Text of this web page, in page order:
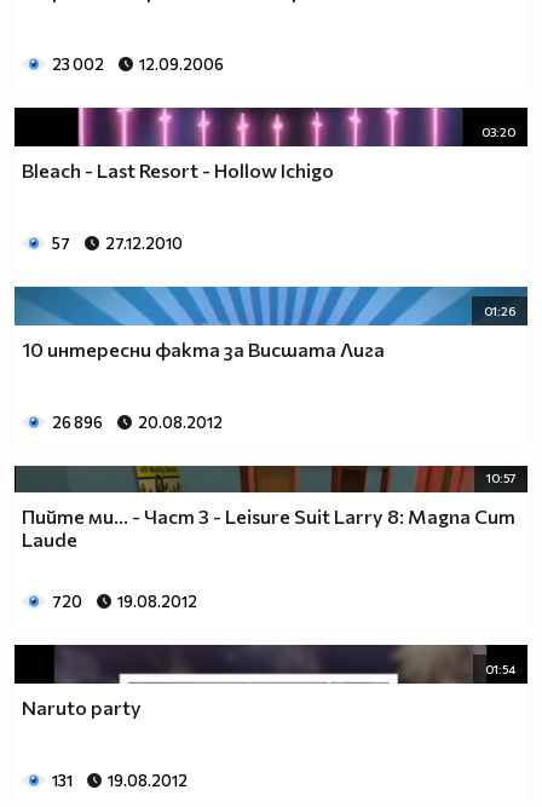
23 002 12.09.2006
03:20
Bleach - Last Resort - Hollow Ichigo
57 27.12.2010
01:26
10 интересни факта за Висшата Лига
26 896 20.08.2012
10:57
Пийте ми... - Част 3 - Leisure Suit Larry 8: Magna Cum
Laude
720 19.08.2012
01:54
Naruto party
131 19.08.2012